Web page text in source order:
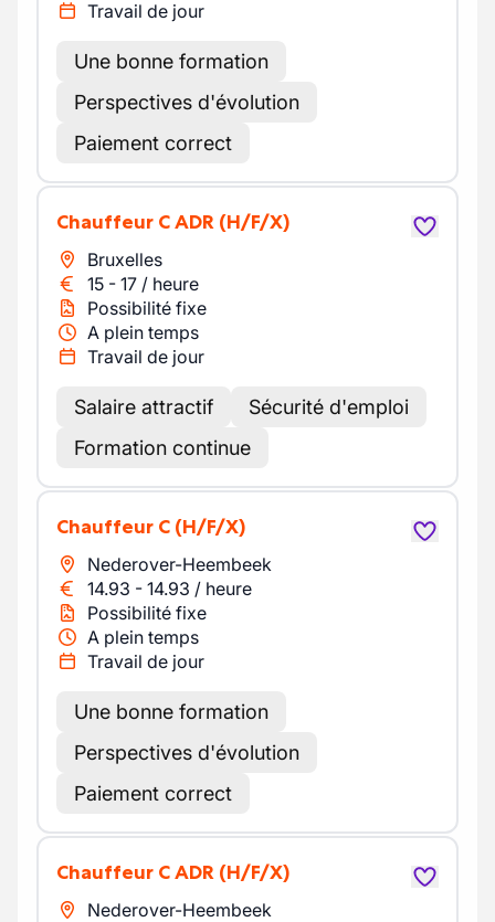
Travail de jour
Une bonne formation
Perspectives d'évolution
Paiement correct
Chauffeur C ADR (H/F/X)
Bruxelles
15 - 17 / heure
Possibilité fixe
A plein temps
Travail de jour
Salaire attractif
Sécurité d'emploi
Formation continue
Chauffeur C (H/F/X)
Nederover-Heembeek
14.93 - 14.93 / heure
Possibilité fixe
A plein temps
Travail de jour
Une bonne formation
Perspectives d'évolution
Paiement correct
Chauffeur C ADR (H/F/X)
Nederover-Heembeek